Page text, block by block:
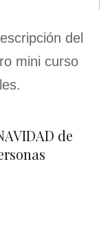
del
mini curso
de